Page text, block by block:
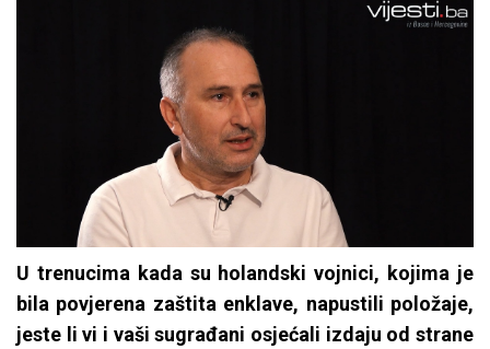
U trenucima kada su holandski vojnici, kojima je
bila povjerena zaštita enklave, napustili položaje,
jeste li vi i vaši sugrađani osjećali izdaju od strane